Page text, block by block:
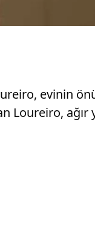
evinin
Loureiro, ağır